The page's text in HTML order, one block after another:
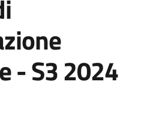
- S3 2024